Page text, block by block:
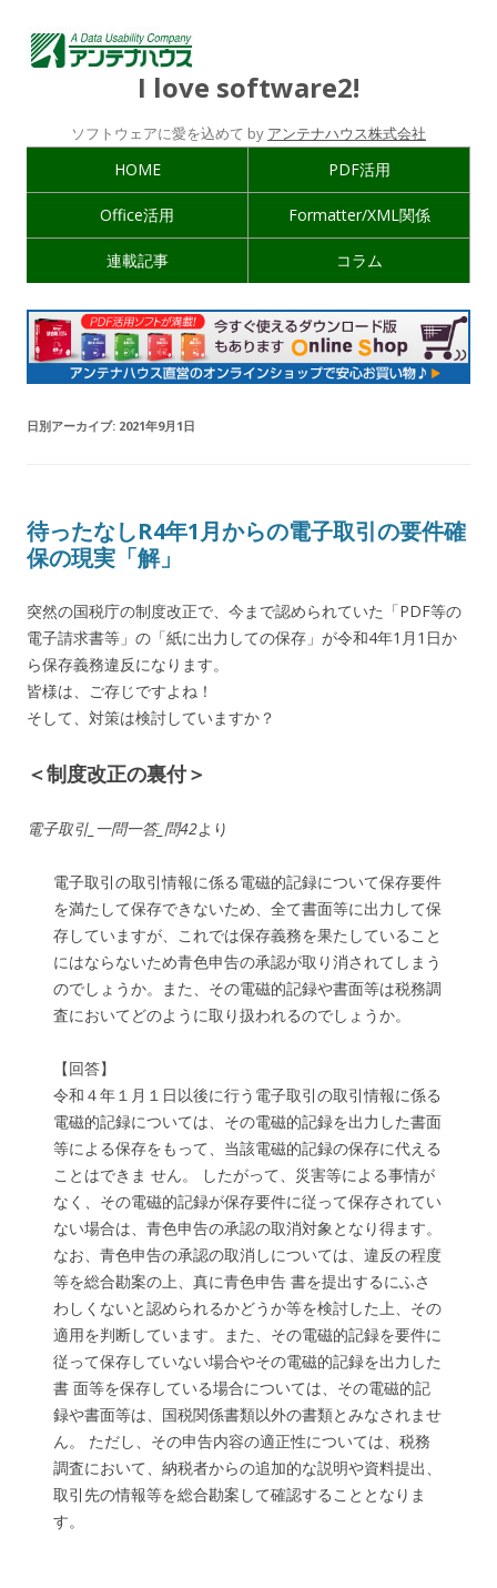
I love software2!
ソフトウェアに愛を込めて by アンテナハウス株式会社
HOME PDF活用
Office活用 Formatter/XML関係
連載記事 コラム
日別アーカイブ: 2021年9月1日
待ったなしR4年1月からの電子取引の要件確
保の現実「解」
突然の国税庁の制度改正で、今まで認められていた「PDF等の
電子請求書等」の「紙に出力しての保存」が令和4年1月1日か
ら保存義務違反になります。
皆様は、ご存じですよね！
そして、対策は検討していますか？
＜制度改正の裏付＞
電子取引_一問一答_問42より
電子取引の取引情報に係る電磁的記録について保存要件
を満たして保存できないため、全て書面等に出力して保
存していますが、これでは保存義務を果たしていること
にはならないため青色申告の承認が取り消されてしまう
のでしょうか。また、その電磁的記録や書面等は税務調
査においてどのように取り扱われるのでしょうか。
【回答】
令和４年１月１日以後に行う電子取引の取引情報に係る
電磁的記録については、その電磁的記録を出力した書面
等による保存をもって、当該電磁的記録の保存に代える
ことはできま せん。 したがって、災害等による事情が
なく、その電磁的記録が保存要件に従って保存されてい
ない場合は、青色申告の承認の取消対象となり得ます。
なお、青色申告の承認の取消しについては、違反の程度
等を総合勘案の上、真に青色申告 書を提出するにふさ
わしくないと認められるかどうか等を検討した上、その
適用を判断しています。また、その電磁的記録を要件に
従って保存していない場合やその電磁的記録を出力した
書 面等を保存している場合については、その電磁的記
録や書面等は、国税関係書類以外の書類とみなされませ
ん。 ただし、その申告内容の適正性については、税務
調査において、納税者からの追加的な説明や資料提出、
取引先の情報等を総合勘案して確認することとなりま
す。